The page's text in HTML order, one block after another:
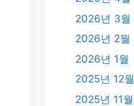
2026년 3월
2026년 2월
2026년 1월
2025년 12월
2025년 11월